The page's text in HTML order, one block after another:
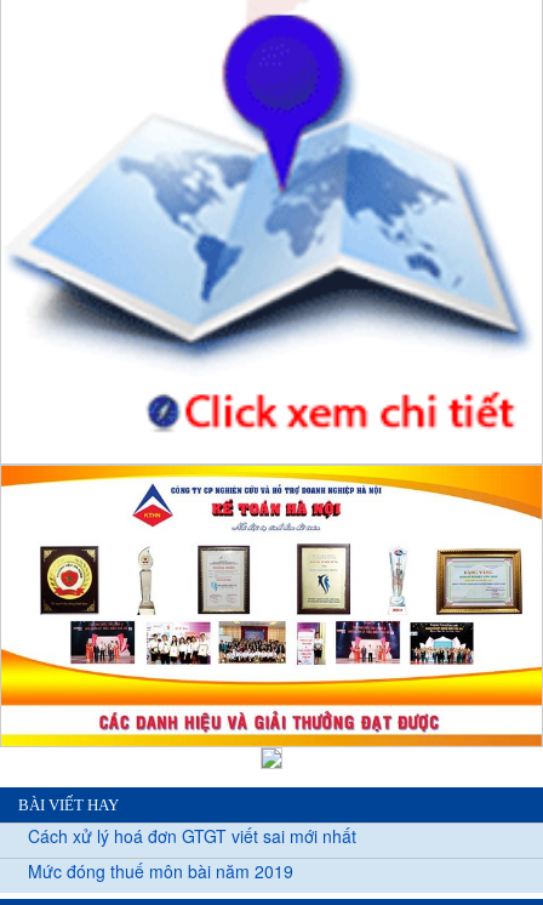
BÀI VIẾT HAY
Cách xử lý hoá đơn GTGT viết sai mới nhất
Mức đóng thuế môn bài năm 2019